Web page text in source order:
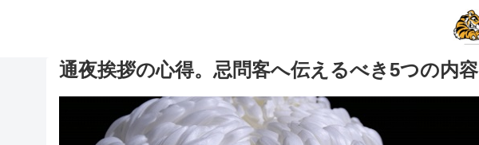
通夜挨拶の心得。忌問客へ伝えるべき5つの内容